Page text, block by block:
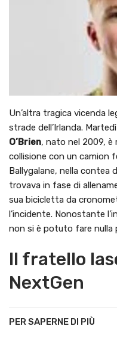
Un’altra tragica vicenda
strade dell’Irlanda.
O’Brien, nato nel 2009, è
collisione con un camion
Ballygalane, nella contea
trovava in fase di
sua bicicletta da
l’incidente. Nonostante
non si è potuto fare nulla
Il fratello
NextGen
PER SAPERNE DI PIÙ